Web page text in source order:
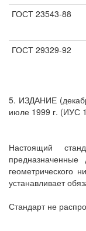
ГОСТ 23543-88
ГОСТ 29329-92
5. ИЗДАНИЕ
июле 1999 г. (ИУС
Настоящий
геометрического
устанавливает
Стандарт не